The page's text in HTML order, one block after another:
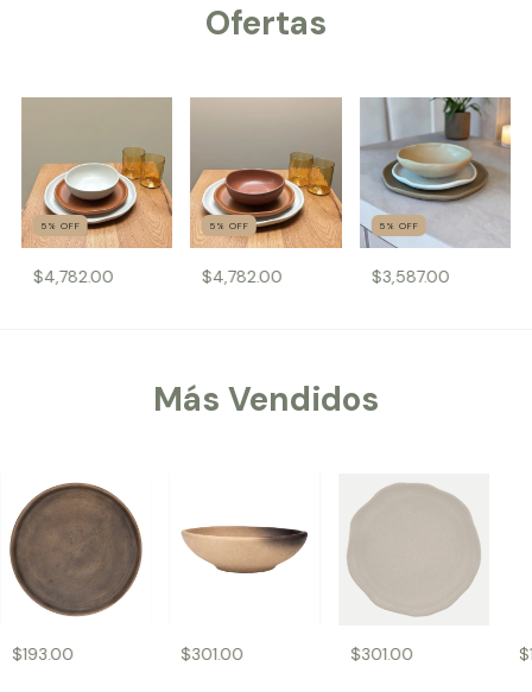
Ofertas
5 % OFF
$4,782.00
5 %OFF
$4,782.00
5 % OFF
$3,587.00
Más Vendidos
$193.00 $301.00 $301.00